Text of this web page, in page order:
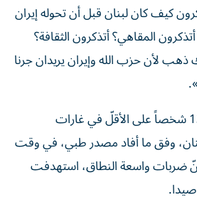
كيف كان لبنان قبل أن تحوله إيران
المقاهي؟ أتذكرون الثقافة؟
ذهب لأن حزب الله وإيران يريدان جرنا
في غضون ذلك، قُتل 13 شخصاً على الأقلّ في غارات
وفق ما أفاد مصدر طبي، في وقت
ضربات واسعة النطاق، استهدفت